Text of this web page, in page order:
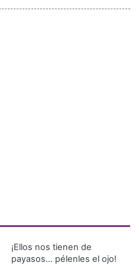
¡Ellos nos tienen de
payasos… pélenles el ojo!